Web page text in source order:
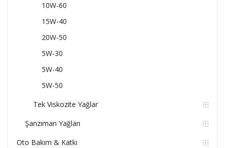
10W-60
15W-40
20W-50
5W-30
5W-40
5W-50
Tek Viskozite Yağlar
Şanzıman Yağları
Oto Bakım & Katkı